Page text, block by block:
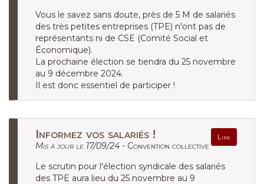
Vous le savez sans doute, près de 5 M de salariés
des très petites entreprises (TPE) n'ont pas de
représentants ni de CSE (Comité Social et
Économique).
La prochaine élection se tiendra du 25 novembre
au 9 décembre 2024.
Il est donc essentiel de participer !
Informez vos salariés ! Lire
Mis à jour le 17/09/24 - Convention collective
Le scrutin pour l'élection syndicale des salariés
des TPE aura lieu du 25 novembre au 9